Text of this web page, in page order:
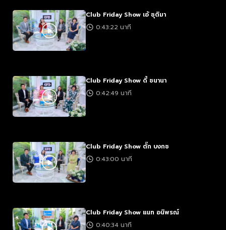
Club Friday Show เอ้ ชุติมา
0:43:22 นาที
Club Friday Show ดี้ ชนานา
0:42:49 นาที
Club Friday Show ตั๊ก บงกช
0:43:00 นาที
Club Friday Show แนท อนิพรณ์
0:40:34 นาที